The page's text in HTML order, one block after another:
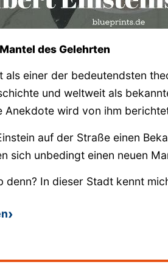
des Gelehrten
als einer der bedeutendsten
und weltweit als
Anekdote wird von ihm
auf der Straße einen
sich unbedingt einen neuen
denn? In dieser Stadt kennt
Einsteins Mantel